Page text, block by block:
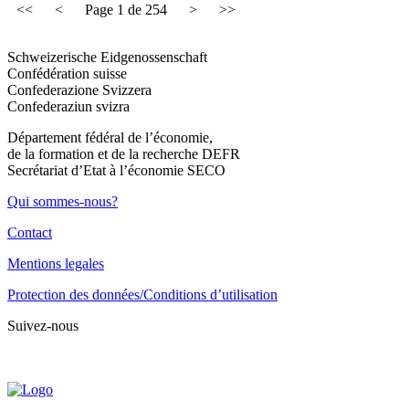
<< < Page 1 de 254 > >>
Schweizerische Eidgenossenschaft
Confédération suisse
Confederazione Svizzera
Confederaziun svizra
Département fédéral de l’économie,
de la formation et de la recherche DEFR
Secrétariat d’Etat à l’économie SECO
Qui sommes-nous?
Contact
Mentions legales
Protection des données/Conditions d’utilisation
Suivez-nous